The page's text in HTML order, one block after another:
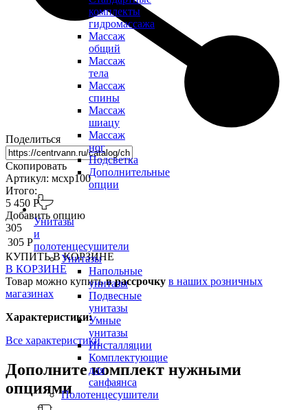
комплекты
гидромассажа
Массаж
общий
Массаж
тела
Массаж
спины
Массаж
шиацу
Массаж
ног
Подсветка
Дополнительные
опции
Унитазы
и
полотенцесушители
Унитазы
Напольные
унитазы
Подвесные
унитазы
Умные
унитазы
Инсталляции
Комплектующие
для
санфаянса
Полотенцесушители
Поделиться
Скопировать
Артикул: мсхр100
Итого:
5 450 Р
Добавить опцию
305
305 Р
КУПИТЬ В КОРЗИНЕ
В КОРЗИНЕ
Товар можно купитьв рассрочку в наших розничных
магазинах
Характеристики:
Все характеристики
Дополните комплект нужными
опциями